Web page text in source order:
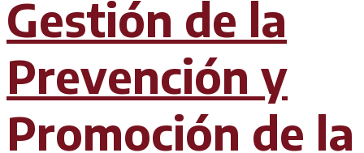
Gestión de la
Prevención y
Promoción de la